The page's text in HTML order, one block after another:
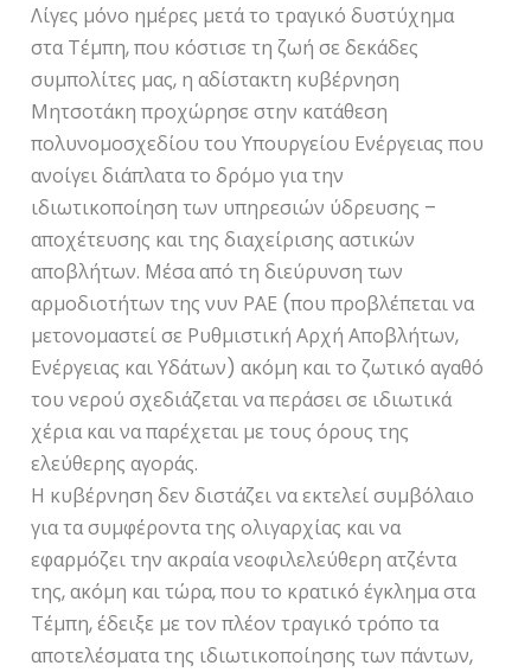
Λίγες μόνο ημέρες μετά το τραγικό δυστύχημα
στα Τέμπη, που κόστισε τη ζωή σε δεκάδες
συμπολίτες μας, η αδίστακτη κυβέρνηση
Μητσοτάκη προχώρησε στην κατάθεση
πολυνομοσχεδίου του Υπουργείου Ενέργειας που
ανοίγει διάπλατα το δρόμο για την
ιδιωτικοποίηση των υπηρεσιών ύδρευσης –
αποχέτευσης και της διαχείρισης αστικών
αποβλήτων. Μέσα από τη διεύρυνση των
αρμοδιοτήτων της νυν ΡΑΕ (που προβλέπεται να
μετονομαστεί σε Ρυθμιστική Αρχή Αποβλήτων,
Ενέργειας και Υδάτων) ακόμη και το ζωτικό αγαθό
του νερού σχεδιάζεται να περάσει σε ιδιωτικά
χέρια και να παρέχεται με τους όρους της
ελεύθερης αγοράς.
Η κυβέρνηση δεν διστάζει να εκτελεί συμβόλαιο
για τα συμφέροντα της ολιγαρχίας και να
εφαρμόζει την ακραία νεοφιλελεύθερη ατζέντα
της, ακόμη και τώρα, που το κρατικό έγκλημα στα
Τέμπη, έδειξε με τον πλέον τραγικό τρόπο τα
αποτελέσματα της ιδιωτικοποίησης των πάντων,